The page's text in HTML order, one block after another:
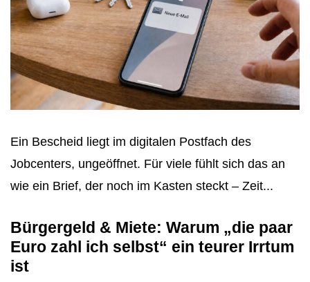
Ein Bescheid liegt im digitalen Postfach des
Jobcenters, ungeöffnet. Für viele fühlt sich das an
wie ein Brief, der noch im Kasten steckt – Zeit...
Bürgergeld & Miete: Warum „die paar
Euro zahl ich selbst“ ein teurer Irrtum
ist